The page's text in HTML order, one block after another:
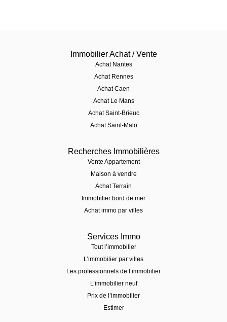
Immobilier Achat / Vente
Achat Nantes
Achat Rennes
Achat Caen
Achat Le Mans
Achat Saint-Brieuc
Achat Saint-Malo
Recherches Immobilières
Vente Appartement
Maison à vendre
Achat Terrain
Immobilier bord de mer
Achat immo par villes
Services Immo
Tout l’immobilier
L’immobilier par villes
Les professionnels de l’immobilier
L’immobilier neuf
Prix de l’immobilier
Estimer